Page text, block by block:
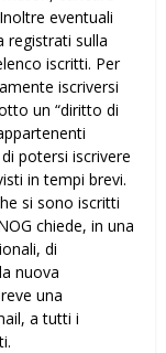
eventuali
registrati sulla
iscritti. Per
iscriversi
un “diritto di
potersi iscrivere
in tempi brevi.
si sono iscritti
chiede, in una
di
nuova
una
a tutti i